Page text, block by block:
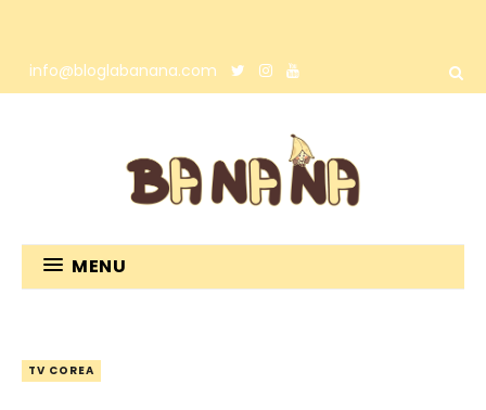
info@bloglabanana.com
MENU
TV COREA